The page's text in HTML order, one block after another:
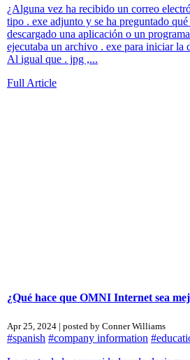
¿Alguna vez ha recibido un correo
tipo . exe adjunto y se ha preguntado
descargado una aplicación o un
ejecutaba un archivo . exe para iniciar la
Al igual que . jpg ,...
Full Article
¿Qué hace que OMNI Internet sea
Apr 25, 2024 | posted by Conner Williams
#spanish #company information